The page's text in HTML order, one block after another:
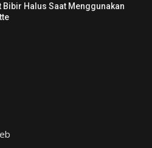
Bibir Halus Saat Menggunakan